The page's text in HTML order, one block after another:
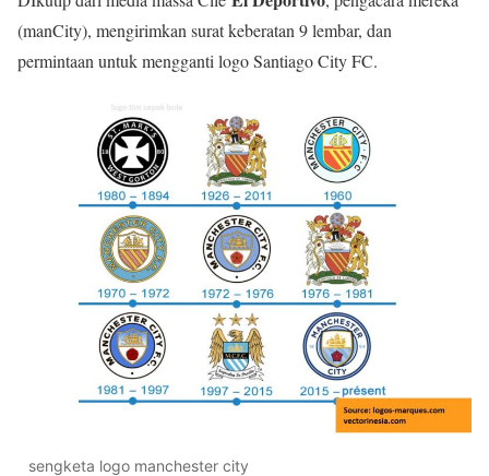
(manCity), mengirimkan surat keberatan 9 lembar, dan
permintaan untuk mengganti logo Santiago City FC.
sengketa logo manchester city